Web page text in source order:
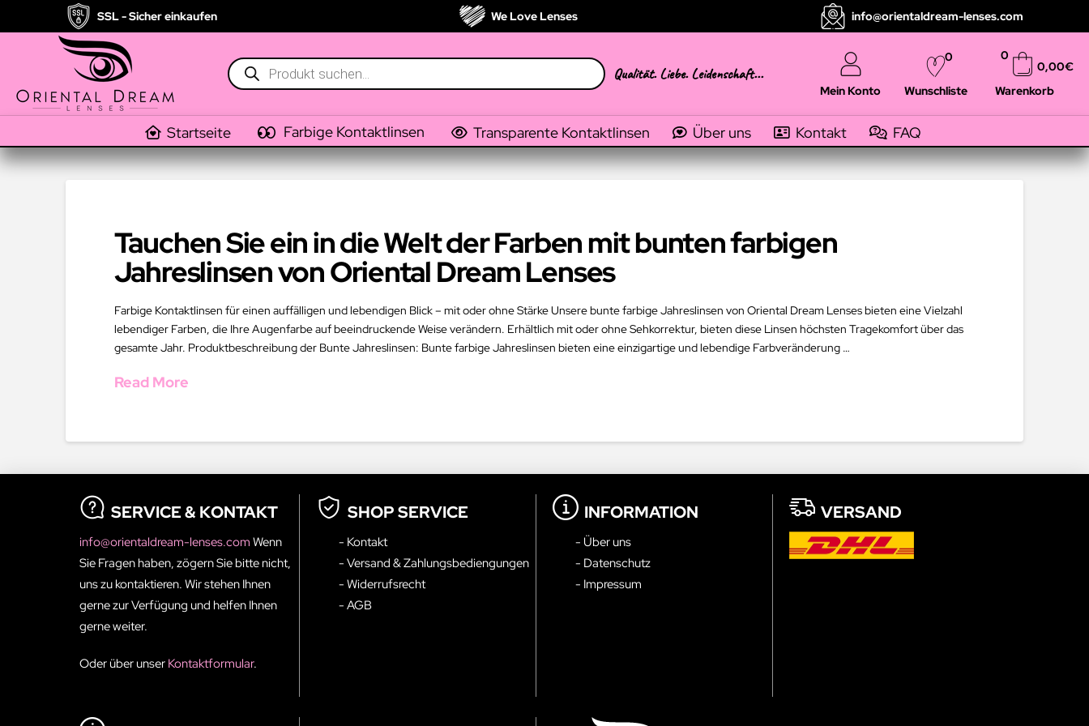
SSL - Sicher einkaufen We Love Lenses info@orientaldream-lenses.com
Products
search
Qualität. Liebe. Leidenschaft...
Mein Konto Wunschliste
0
Warenkorb
0,00€
0
Startseite Farbige Kontaktlinsen Transparente Kontaktlinsen Über uns Kontakt FAQ
Tauchen Sie ein in die Welt der Farben mit bunten farbigen
Jahreslinsen von Oriental Dream Lenses
Farbige Kontaktlinsen für einen auffälligen und lebendigen Blick – mit oder ohne Stärke Unsere bunte farbige Jahreslinsen von Oriental Dream Lenses bieten eine Vielzahl
lebendiger Farben, die Ihre Augenfarbe auf beeindruckende Weise verändern. Erhältlich mit oder ohne Sehkorrektur, bieten diese Linsen höchsten Tragekomfort über das
gesamte Jahr. Produktbeschreibung der Bunte Jahreslinsen: Bunte farbige Jahreslinsen bieten eine einzigartige und lebendige Farbveränderung …
Read More
SERVICE & KONTAKT
info@orientaldream-lenses.comWenn
Sie Fragen haben, zögern Sie bitte nicht,
uns zu kontaktieren. Wir stehen Ihnen
gerne zur Verfügung und helfen Ihnen
gerne weiter.
Oder über unserKontaktformular.
SHOP SERVICE
- Kontakt
- Versand & Zahlungsbediengungen
- Widerrufsrecht
- AGB
INFORMATION
- Über uns
- Datenschutz
- Impressum
VERSAND